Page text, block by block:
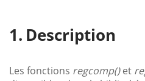
Description
Les fonctions regcomp()et